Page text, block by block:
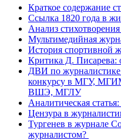
Краткое содержание
Ссылка 1820 года в
Анализ
Мультимедийная
История спортивной
Критика Д. Писарева:
ДВИ по
конкурсу в МГУ,
ВШЭ, МГЛУ
Аналитическая
Цензура в
Тургенев в журнале
журналистом?